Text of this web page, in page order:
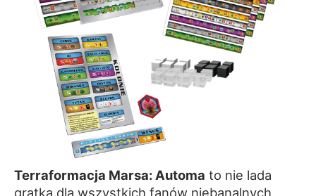
Terraformacja Marsa: Automa to nie lada
gratka dla wszystkich fanów niebanalnych